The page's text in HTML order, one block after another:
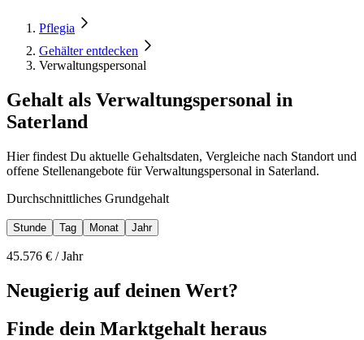
Pflegia
Gehälter entdecken
Verwaltungspersonal
Gehalt als Verwaltungspersonal in
Saterland
Hier findest Du aktuelle Gehaltsdaten, Vergleiche nach Standort und
offene Stellenangebote für Verwaltungspersonal in Saterland.
Durchschnittliches Grundgehalt
Stunde Tag Monat Jahr
45.576 € /Jahr
Neugierig auf deinen Wert?
Finde dein Marktgehalt heraus